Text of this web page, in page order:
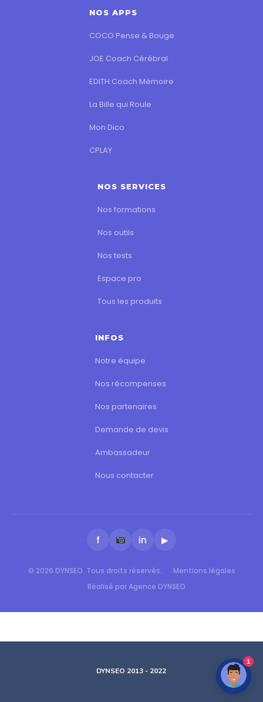
NOS APPS
COCO Pense & Bouge
JOE Coach Cérébral
EDITH Coach Mémoire
La Bille qui Roule
Mon Dico
CPLAY
NOS SERVICES
Nos formations
Nos outils
Nos tests
Espace pro
Tous les produits
INFOS
Notre équipe
Nos récompenses
Nos partenaires
Demande de devis
Ambassadeur
Nous contacter
f in ▶
© 2026 DYNSEO. Tous droits réservés.
Mentions légales
Réalisé par Agence DYNSEO
DYNSEO 2013 - 2022
1